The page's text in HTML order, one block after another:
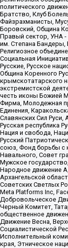
политического
Братство, Клуб
Файзрахманисты,
Боровский, Община
Правый сектор, УНА -
им. Степана Бандеры,
Религиозное
Социальная
Русские, Русское
Община Коренного
крымскотатарского
экстремистской
честь иконы Божией
Фирма, Молодежная
Единения,
Славянских Сил Руси,
Русская республика
Нация и свобода,
Русский
союз, Фонд борьбы с
Навального, Совет
Мужское
Народное движение
Архангельской
Советских Светлых
Meta Platforms Inc,
Добровольческое
Черный Комитет,
общественное
Движение Весна,
Социалистической
Исполнительный
края, Этническое